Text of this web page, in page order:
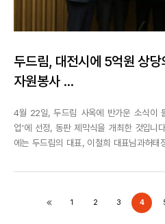
두드림, 대전시에 5억원 상
자원봉사 ...
4월 22일, 두드림 사옥에 반가운 소식이
업'에 선정, 동판 제막식을 개최한 것입니
에는 두드림의 대표, 이철희 대표님과허태
행했습니다.두드림은 이와 더불어 5억원
1 2 3 4